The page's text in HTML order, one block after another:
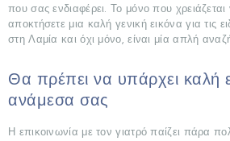
που σας ενδιαφέρει. Το μόνο που χρειάζεται
αποκτήσετε μια καλή γενική εικόνα για τις
στη Λαμία και όχι μόνο, είναι μία απλή
Θα πρέπει να υπάρχει καλή
ανάμεσα σας
Η επικοινωνία με τον γιατρό παίζει πάρα